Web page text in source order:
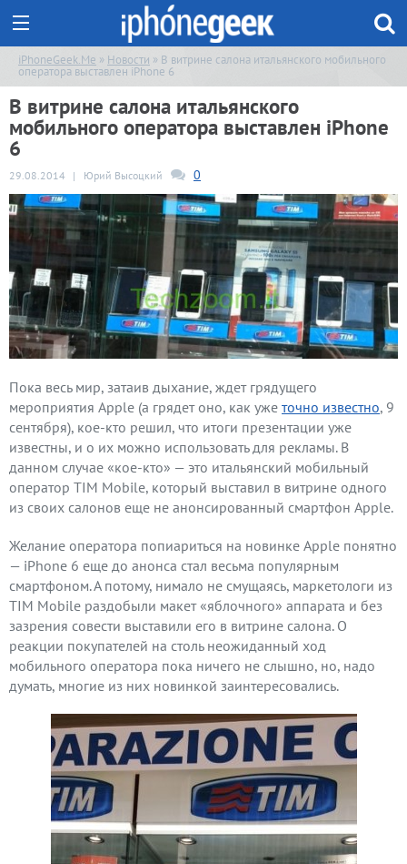
iPhoneGeek.Me » Новости » В витрине салона итальянского мобильного
оператора выставлен iPhone 6
В витрине салона итальянского
мобильного оператора выставлен iPhone
6
29.08.2014 | Юрий Высоцкий 0
Пока весь мир, затаив дыхание, ждет грядущего
мероприятия Apple (а грядет оно, как уже точно известно, 9
сентября), кое-кто решил, что итоги презентации уже
известны, и о их можно использовать для рекламы. В
данном случае «кое-кто» — это итальянский мобильный
оператор TIM Mobile, который выставил в витрине одного
из своих салонов еще не анонсированный смартфон Apple.
Желание оператора попиариться на новинке Apple понятно
— iPhone 6 еще до анонса стал весьма популярным
смартфоном. А потому, нимало не смущаясь, маркетологи из
TIM Mobile раздобыли макет «яблочного» аппарата и без
зазрения совести выставили его в витрине салона. О
реакции покупателей на столь неожиданный ход
мобильного оператора пока ничего не слышно, но, надо
думать, многие из них новинкой заинтересовались.